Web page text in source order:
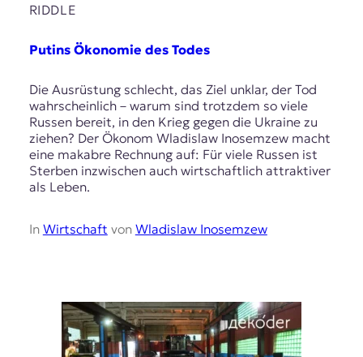
RIDDLE
Putins Ökonomie des Todes
Die Ausrüstung schlecht, das Ziel unklar, der Tod
wahrscheinlich – warum sind trotzdem so viele
Russen bereit, in den Krieg gegen die Ukraine zu
ziehen? Der Ökonom Wladislaw Inosemzew macht
eine makabre Rechnung auf: Für viele Russen ist
Sterben inzwischen auch wirtschaftlich attraktiver
als Leben.
In Wirtschaft von Wladislaw Inosemzew